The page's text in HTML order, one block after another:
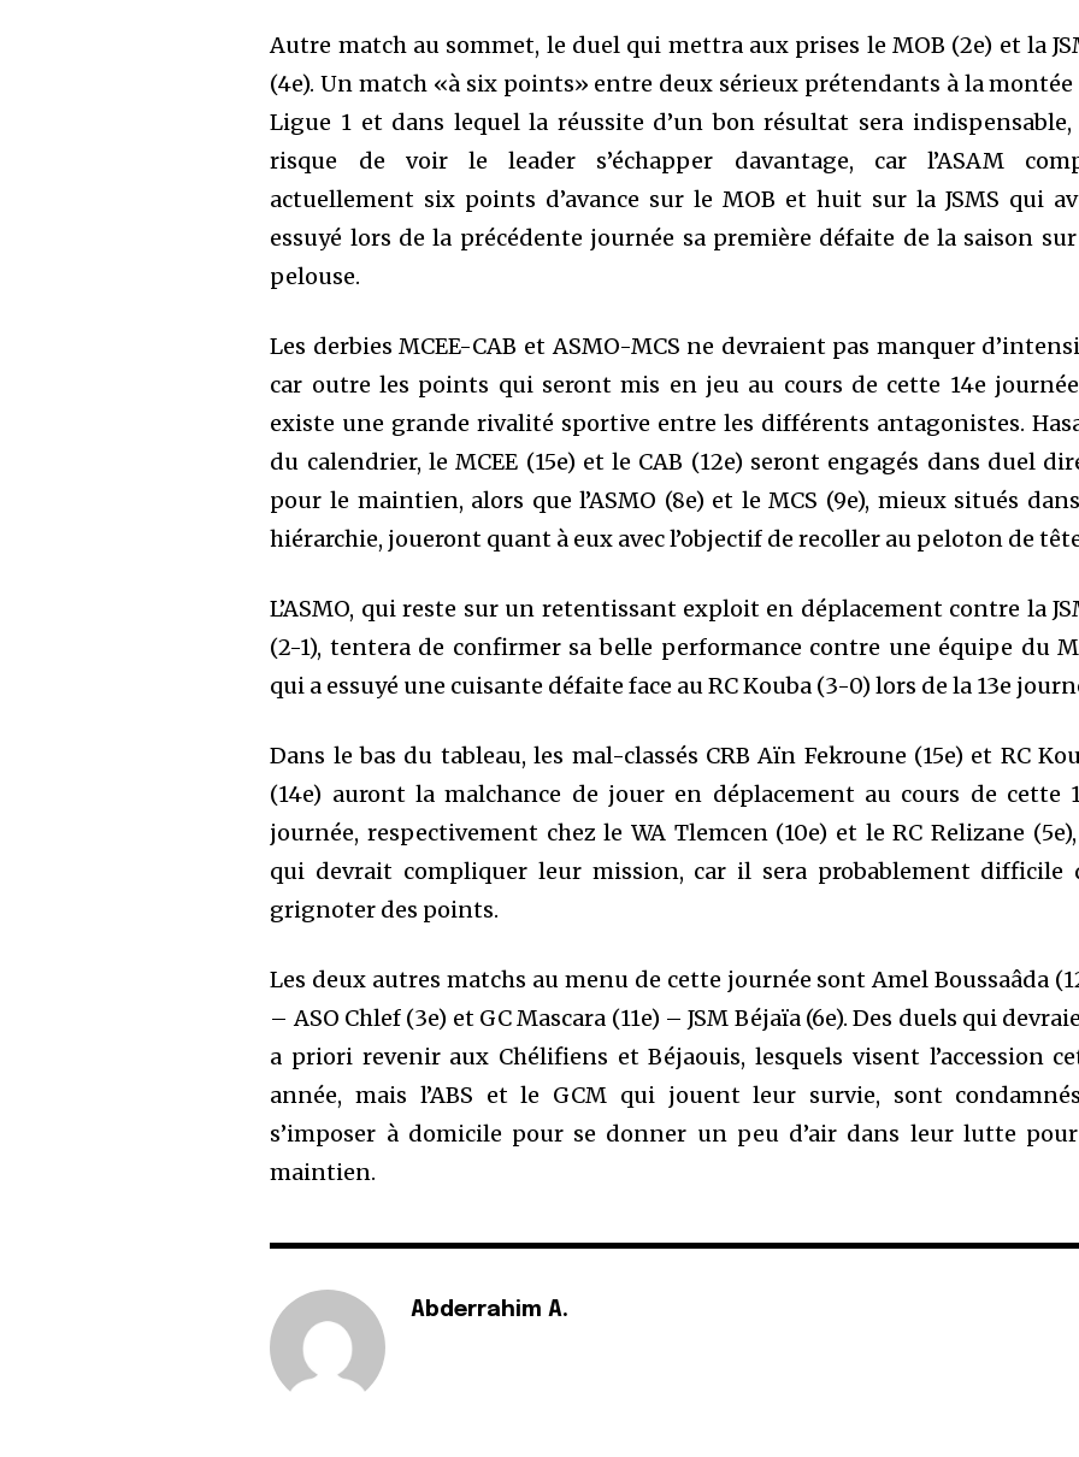
Autre match au sommet, le duel qui mettra aux prises le MOB (2e) et la
(4e). Un match «à six points» entre deux sérieux prétendants à la montée
Ligue 1 et dans lequel la réussite d’un bon résultat sera indispensable,
risque de voir le leader s’échapper davantage, car l’ASAM
actuellement six points d’avance sur le MOB et huit sur la JSMS qui
essuyé lors de la précédente journée sa première défaite de la saison
pelouse.
Les derbies MCEE-CAB et ASMO-MCS ne devraient pas manquer
car outre les points qui seront mis en jeu au cours de cette 14e
existe une grande rivalité sportive entre les différents antagonistes.
du calendrier, le MCEE (15e) et le CAB (12e) seront engagés dans duel
pour le maintien, alors que l’ASMO (8e) et le MCS (9e), mieux situés
hiérarchie, joueront quant à eux avec l’objectif de recoller au peloton de
L’ASMO, qui reste sur un retentissant exploit en déplacement contre la
(2-1), tentera de confirmer sa belle performance contre une équipe du
qui a essuyé une cuisante défaite face au RC Kouba (3-0) lors de la 13e
Dans le bas du tableau, les mal-classés CRB Aïn Fekroune (15e) et RC
(14e) auront la malchance de jouer en déplacement au cours de cette
journée, respectivement chez le WA Tlemcen (10e) et le RC Relizane
qui devrait compliquer leur mission, car il sera probablement difficile
grignoter des points.
Les deux autres matchs au menu de cette journée sont Amel Boussaâda
– ASO Chlef (3e) et GC Mascara (11e) – JSM Béjaïa (6e). Des duels qui
a priori revenir aux Chélifiens et Béjaouis, lesquels visent l’accession
année, mais l’ABS et le GCM qui jouent leur survie, sont
s’imposer à domicile pour se donner un peu d’air dans leur lutte
maintien.
Abderrahim A.